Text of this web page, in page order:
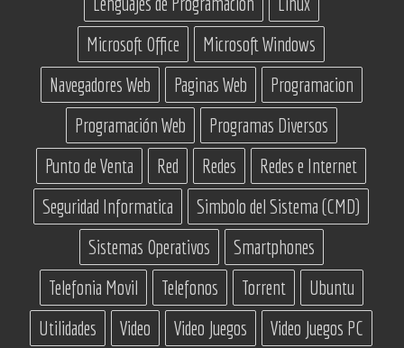
Microsoft Office
Microsoft Windows
Navegadores Web
Paginas Web
Programacion
Programación Web
Programas Diversos
Punto de Venta
Red Redes
Redes e Internet
Seguridad Informatica
Simbolo del Sistema (CMD)
Sistemas Operativos
Smartphones
Telefonia Movil
Telefonos Torrent
Ubuntu
Utilidades
Video Video Juegos Video Juegos PC